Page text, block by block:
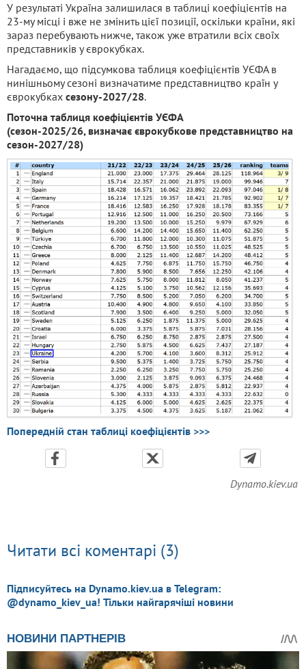
У результаті Україна залишилася в таблиці коефіцієнтів на
23-му місці і вже не змінить цієї позиції, оскільки країни, які
зараз перебувають нижче, також уже втратили всіх своїх
представників у єврокубках.
Нагадаємо, що підсумкова таблиця коефіцієнтів УЄФА в
нинішньому сезоні визначатиме представництво країн у
єврокубках сезону-2027/28.
Поточна таблиця коефіцієнтів УЄФА
(сезон-2025/26, визначає єврокубкове представництво на
сезон-2027/28)
Попередній стан таблиці коефіцієнтів >>>
Dynamo.kiev.ua
Читати всі коментарі (3)
Підписуйтесь на Dynamo.kiev.ua в Telegram:
@dynamo_kiev_ua! Тільки найгарячіші новини